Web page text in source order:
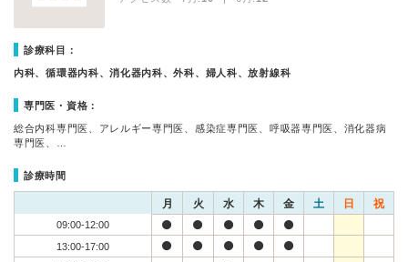
診療科目：
内科、循環器内科、消化器内科、外科、婦人科、放射線科
専門医・資格：
総合内科専門医、アレルギー専門医、感染症専門医、呼吸器専門医、消化器病
専門医、…
診療時間
月 火 水 木 金 土 日 祝
09:00-12:00
13:00-17:00